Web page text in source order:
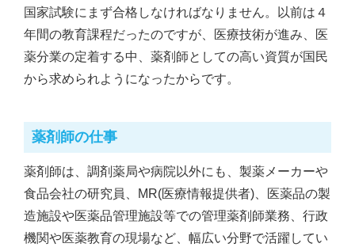
国家試験にまず合格しなければなりません。以前は４
年間の教育課程だったのですが、医療技術が進み、医
薬分業の定着する中、薬剤師としての高い資質が国民
から求められようになったからです。
薬剤師の仕事
薬剤師は、調剤薬局や病院以外にも、製薬メーカーや
食品会社の研究員、MR(医療情報提供者)、医薬品の製
造施設や医薬品管理施設等での管理薬剤師業務、行政
機関や医薬教育の現場など、幅広い分野で活躍してい